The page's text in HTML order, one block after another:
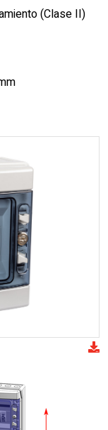
(Clase II)